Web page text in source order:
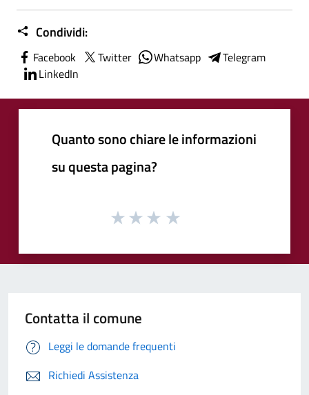
Condividi:
Facebook Twitter Whatsapp
Telegram
LinkedIn
Quanto sono chiare le informazioni
su questa pagina?
Contatta il comune
Leggi le domande frequenti
Richiedi Assistenza